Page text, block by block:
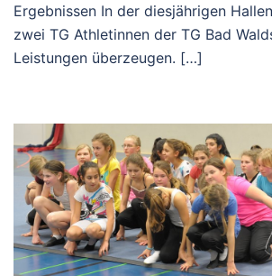
Ergebnissen In der diesjährigen
zwei TG Athletinnen der TG Bad
Leistungen überzeugen. […]